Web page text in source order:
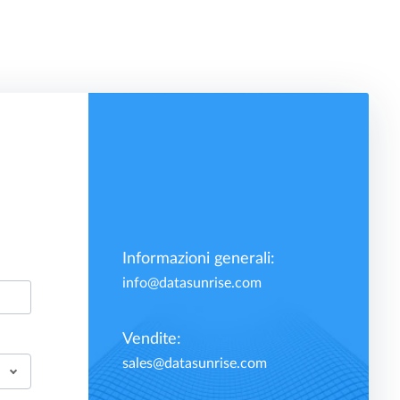
Informazioni generali:
info@datasunrise.com
Vendite:
sales@datasunrise.com